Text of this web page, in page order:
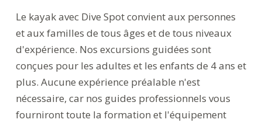
Le kayak avec Dive Spot convient aux personnes
et aux familles de tous âges et de tous niveaux
d'expérience. Nos excursions guidées sont
conçues pour les adultes et les enfants de 4 ans et
plus. Aucune expérience préalable n'est
nécessaire, car nos guides professionnels vous
fourniront toute la formation et l'équipement